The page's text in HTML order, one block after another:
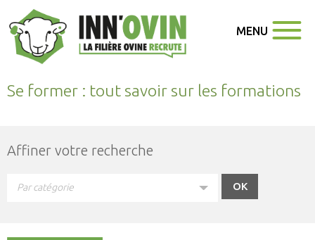
MENU
Se former : tout savoir sur les formations
Affiner votre recherche
Par catégorie